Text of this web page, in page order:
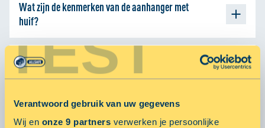
TEST
Verantwoord gebruik van uw gegevens
Wij en onze 9 partners verwerken je persoonlijke
Breedte: 1.30 meter
Hoogte: 1.80 meter
Wat zijn de kenmerken van de aanhanger met
huif?
Enkelasser
Verlichting
Ongeremd
Welke gegevens hebben jullie nodig?
de balie een kopie van het rijbewijs van de berijder. De
berijder dient hierbij aanwezig te zijn.
Wat kost het huren van de ALLSAFE aanhanger
voor een ALLSAFE huurder?